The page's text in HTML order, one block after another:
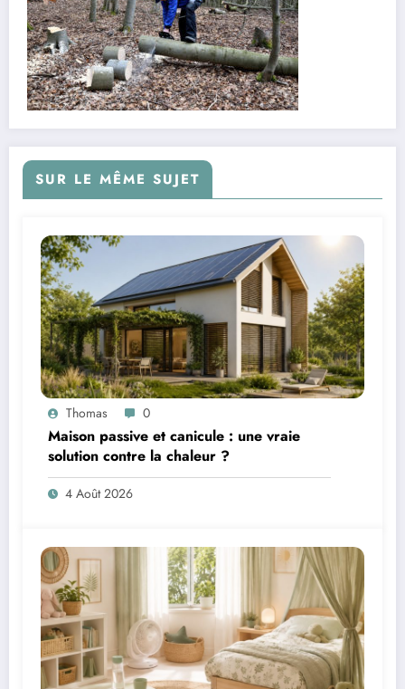
SUR LE MÊME SUJET
Thomas 0
Maison passive et canicule : une vraie
solution contre la chaleur ?
4 Août 2026